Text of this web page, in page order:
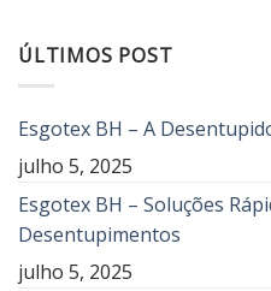
ÚLTIMOS POST
Esgotex BH – A
julho 5, 2025
Esgotex BH – Soluções
Desentupimentos
julho 5, 2025